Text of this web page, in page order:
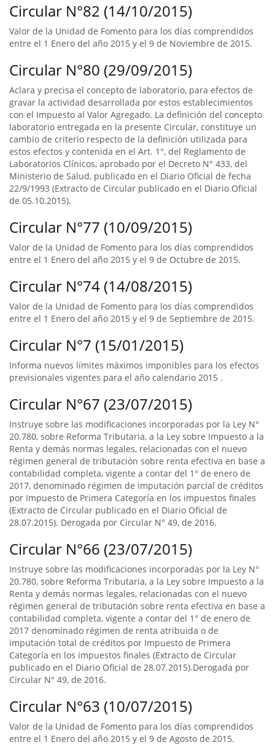
Circular N°82 (14/10/2015)
Valor de la Unidad de Fomento para los días comprendidos
entre el 1 Enero del año 2015 y el 9 de Noviembre de 2015.
Circular N°80 (29/09/2015)
Aclara y precisa el concepto de laboratorio, para efectos de
gravar la actividad desarrollada por estos establecimientos
con el Impuesto al Valor Agregado. La definición del concepto
laboratorio entregada en la presente Circular, constituye un
cambio de criterio respecto de la definición utilizada para
estos efectos y contenida en el Art. 1°, del Reglamento de
Laboratorios Clínicos, aprobado por el Decreto N° 433, del
Ministerio de Salud, publicado en el Diario Oficial de fecha
22/9/1993 (Extracto de Circular publicado en el Diario Oficial
de 05.10.2015).
Circular N°77 (10/09/2015)
Valor de la Unidad de Fomento para los días comprendidos
entre el 1 Enero del año 2015 y el 9 de Octubre de 2015.
Circular N°74 (14/08/2015)
Valor de la Unidad de Fomento para los días comprendidos
entre el 1 Enero del año 2015 y el 9 de Septiembre de 2015.
Circular N°7 (15/01/2015)
Informa nuevos límites máximos imponibles para los efectos
previsionales vigentes para el año calendario 2015 .
Circular N°67 (23/07/2015)
Instruye sobre las modificaciones incorporadas por la Ley N°
20.780, sobre Reforma Tributaria, a la Ley sobre Impuesto a la
Renta y demás normas legales, relacionadas con el nuevo
régimen general de tributación sobre renta efectiva en base a
contabilidad completa, vigente a contar del 1° de enero de
2017, denominado régimen de imputación parcial de créditos
por Impuesto de Primera Categoría en los impuestos finales
(Extracto de Circular publicado en el Diario Oficial de
28.07.2015). Derogada por Circular N° 49, de 2016.
Circular N°66 (23/07/2015)
Instruye sobre las modificaciones incorporadas por la Ley N°
20.780, sobre Reforma Tributaria, a la Ley sobre Impuesto a la
Renta y demás normas legales, relacionadas con el nuevo
régimen general de tributación sobre renta efectiva en base a
contabilidad completa, vigente a contar del 1° de enero de
2017 denominado régimen de renta atribuida o de
imputación total de créditos por Impuesto de Primera
Categoría en los impuestos finales (Extracto de Circular
publicado en el Diario Oficial de 28.07.2015).Derogada por
Circular N° 49, de 2016.
Circular N°63 (10/07/2015)
Valor de la Unidad de Fomento para los días comprendidos
entre el 1 Enero del año 2015 y el 9 de Agosto de 2015.